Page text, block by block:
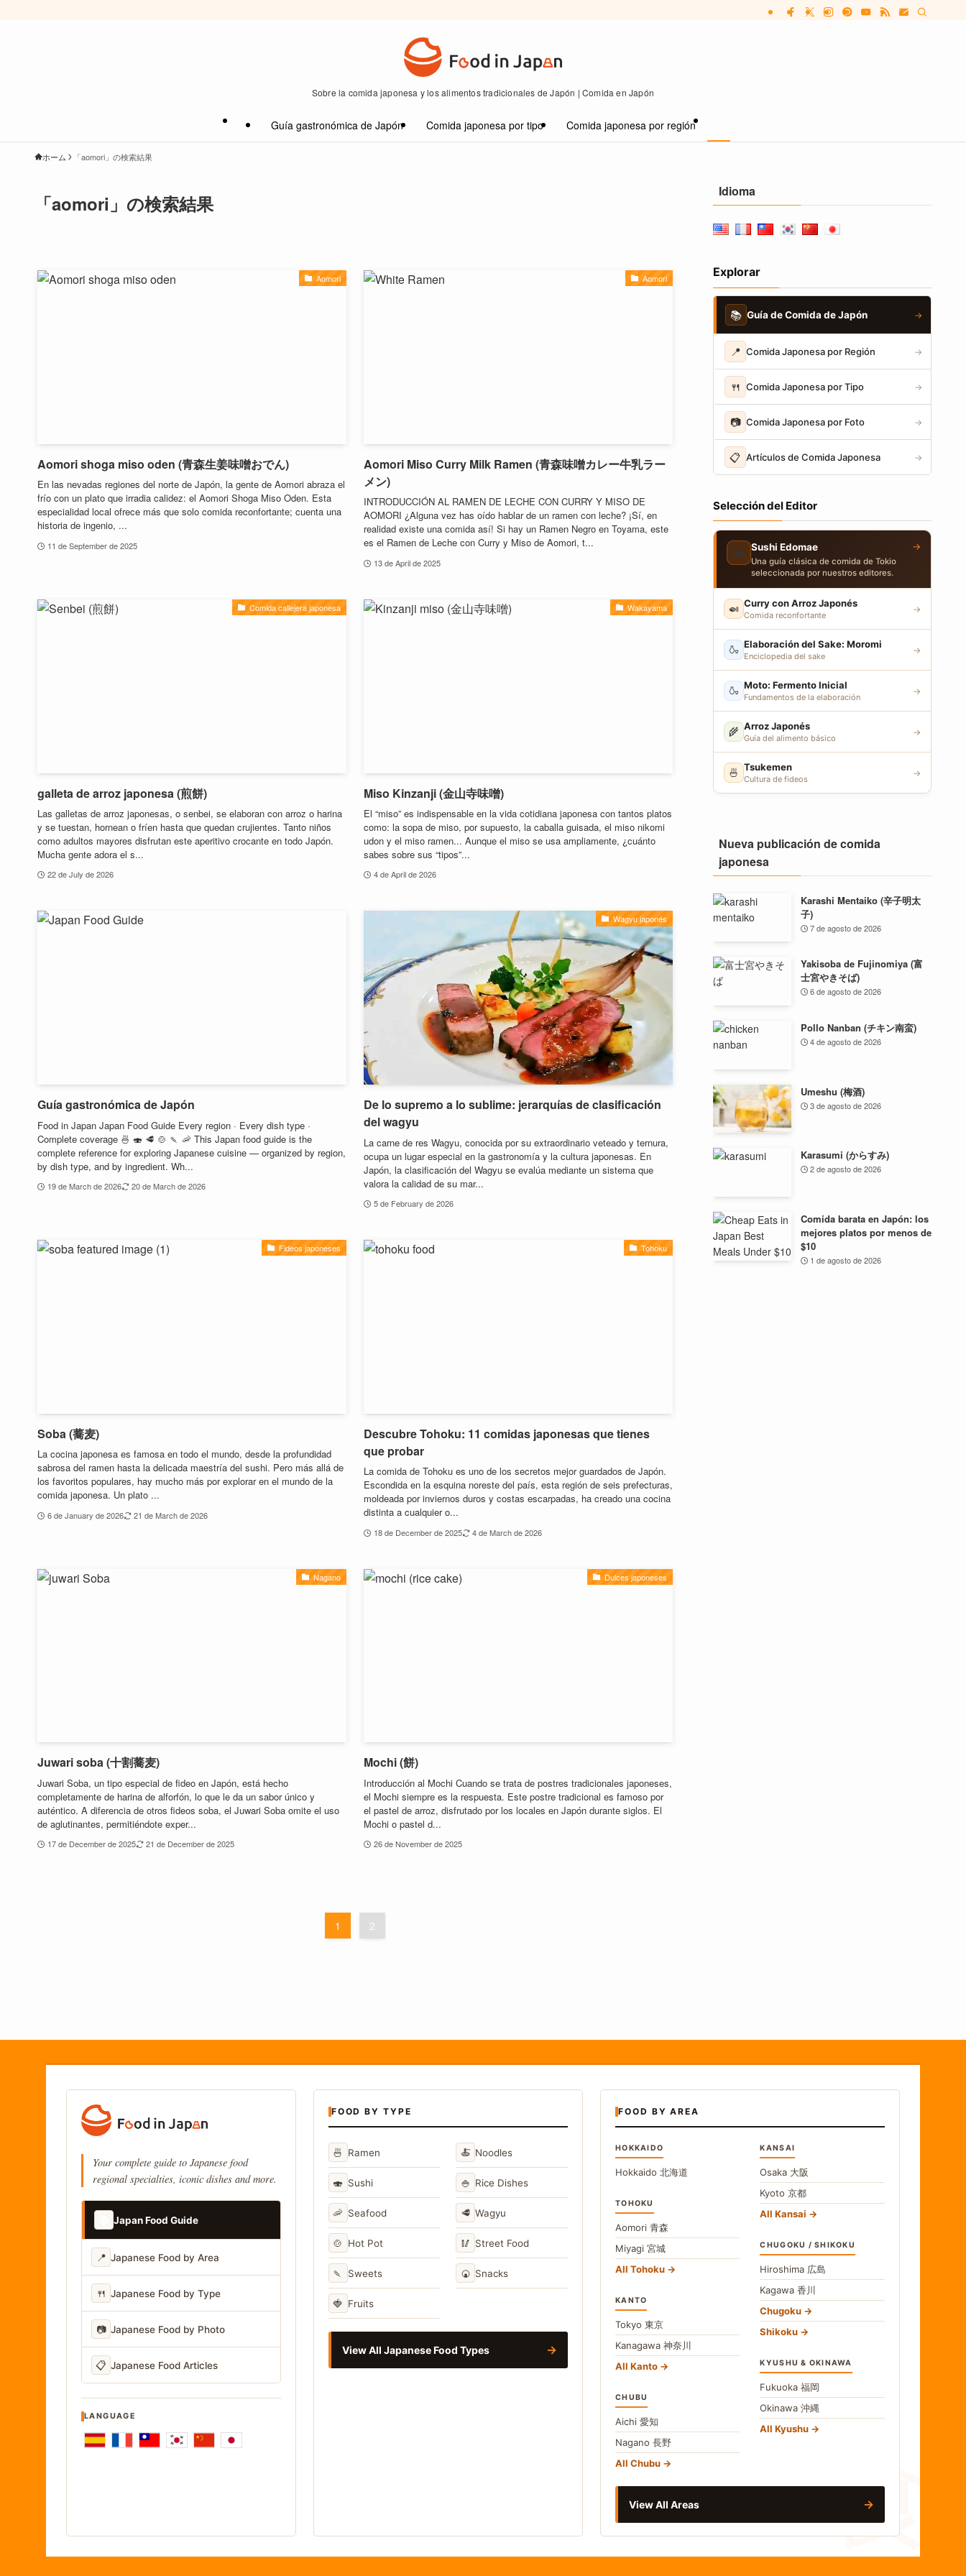
Sobre la comida japonesa y los alimentos tradicionales de Japón | Comida en Japón
Guía gastronómica de Japón Comida japonesa por tipo Comida japonesa por región
ホーム 「aomori」の検索結果
「aomori」の検索結果
Aomori
Aomori shoga miso oden (青森生姜味噌おでん)
En las nevadas regiones del norte de Japón, la gente de Aomori abraza el
frío con un plato que irradia calidez: el Aomori Shoga Miso Oden. Esta
especialidad local ofrece más que solo comida reconfortante; cuenta una
historia de ingenio, ...
11 de September de 2025
Aomori
Aomori Miso Curry Milk Ramen (青森味噌カレー牛乳ラー
メン)
INTRODUCCIÓN AL RAMEN DE LECHE CON CURRY Y MISO DE
AOMORI ¿Alguna vez has oído hablar de un ramen con leche? ¡Sí, en
realidad existe una comida así! Si hay un Ramen Negro en Toyama, este
es el Ramen de Leche con Curry y Miso de Aomori, t...
13 de April de 2025
Comida callejera japonesa
galleta de arroz japonesa (煎餅)
Las galletas de arroz japonesas, o senbei, se elaboran con arroz o harina
y se tuestan, hornean o fríen hasta que quedan crujientes. Tanto niños
como adultos mayores disfrutan este aperitivo crocante en todo Japón.
Mucha gente adora el s...
22 de July de 2026
Wakayama
Miso Kinzanji (金山寺味噌)
El “miso” es indispensable en la vida cotidiana japonesa con tantos platos
como: la sopa de miso, por supuesto, la caballa guisada, el miso nikomi
udon y el miso ramen... Aunque el miso se usa ampliamente, ¿cuánto
sabes sobre sus “tipos”...
4 de April de 2026
Guía gastronómica de Japón
Food in Japan Japan Food Guide Every region · Every dish type ·
Complete coverage 🍜 🍣 🥩 🍲 🍡 🦐 This Japan food guide is the
complete reference for exploring Japanese cuisine — organized by region,
by dish type, and by ingredient. Wh...
19 de March de 2026 20 de March de 2026
Wagyu japonés
De lo supremo a lo sublime: jerarquías de clasificación
del wagyu
La carne de res Wagyu, conocida por su extraordinario veteado y ternura,
ocupa un lugar especial en la gastronomía y la cultura japonesas. En
Japón, la clasificación del Wagyu se evalúa mediante un sistema que
valora la calidad de su mar...
5 de February de 2026
Fideos japoneses
Soba (蕎麦)
La cocina japonesa es famosa en todo el mundo, desde la profundidad
sabrosa del ramen hasta la delicada maestría del sushi. Pero más allá de
los favoritos populares, hay mucho más por explorar en el mundo de la
comida japonesa. Un plato ...
6 de January de 2026 21 de March de 2026
Tohoku
Descubre Tohoku: 11 comidas japonesas que tienes
que probar
La comida de Tohoku es uno de los secretos mejor guardados de Japón.
Escondida en la esquina noreste del país, esta región de seis prefecturas,
moldeada por inviernos duros y costas escarpadas, ha creado una cocina
distinta a cualquier o...
18 de December de 2025 4 de March de 2026
Nagano
Juwari soba (十割蕎麦)
Juwari Soba, un tipo especial de fideo en Japón, está hecho
completamente de harina de alforfón, lo que le da un sabor único y
auténtico. A diferencia de otros fideos soba, el Juwari Soba omite el uso
de aglutinantes, permitiéndote exper...
17 de December de 2025 21 de December de 2025
Dulces japoneses
Mochi (餅)
Introducción al Mochi Cuando se trata de postres tradicionales japoneses,
el Mochi siempre es la respuesta. Este postre tradicional es famoso por
el pastel de arroz, disfrutado por los locales en Japón durante siglos. El
Mochi o pastel d...
26 de November de 2025
1 2
Idioma
Explorar
📚 Guía de Comida de Japón →
📍 Comida Japonesa por Región →
🍴 Comida Japonesa por Tipo →
📷 Comida Japonesa por Foto →
📋 Artículos de Comida Japonesa →
Selección del Editor
🍣 Sushi Edomae
Una guía clásica de comida de Tokio
seleccionada por nuestros editores.
→
🍛 Curry con Arroz Japonés
Comida reconfortante
→
🍶 Elaboración del Sake: Moromi
Enciclopedia del sake
→
🍶 Moto: Fermento Inicial
Fundamentos de la elaboración
→
🌾 Arroz Japonés
Guía del alimento básico
→
🍜 Tsukemen
Cultura de fideos
→
Nueva publicación de comida
japonesa
Karashi Mentaiko (辛子明太
子)
7 de agosto de 2026
Yakisoba de Fujinomiya (富
士宮やきそば)
6 de agosto de 2026
Pollo Nanban (チキン南蛮)
4 de agosto de 2026
Umeshu (梅酒)
3 de agosto de 2026
Karasumi (からすみ)
2 de agosto de 2026
Comida barata en Japón: los
mejores platos por menos de
$10
1 de agosto de 2026
食
Your complete guide to Japanese food
regional specialties, iconic dishes and more.
Japan Food Guide
📍 Japanese Food by Area
🍴 Japanese Food by Type
📷 Japanese Food by Photo
📋 Japanese Food Articles
LANGUAGE
FOOD BY TYPE
🍜 Ramen 🍝 Noodles
🍣 Sushi 🍚 Rice Dishes
🦐 Seafood 🥩 Wagyu
🍲 Hot Pot 🥢 Street Food
🍡 Sweets 🍘 Snacks
🍓 Fruits
View All Japanese Food Types →
FOOD BY AREA
HOKKAIDO
Hokkaido 北海道
TOHOKU
Aomori 青森
Miyagi 宮城
All Tohoku
KANTO
Tokyo 東京
Kanagawa 神奈川
All Kanto
CHUBU
Aichi 愛知
Nagano 長野
All Chubu
KANSAI
Osaka 大阪
Kyoto京都
All Kansai
CHUGOKU / SHIKOKU
Hiroshima 広島
Kagawa香川
Chugoku
Shikoku
KYUSHU & OKINAWA
Fukuoka福岡
Okinawa沖縄
All Kyushu
View All Areas →